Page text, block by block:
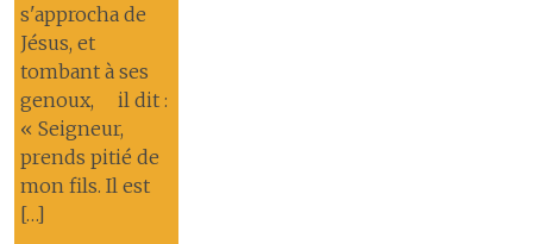
s'approcha de
Jésus, et
tombant à ses
genoux, il dit :
« Seigneur,
prends pitié de
mon fils. Il est
[…]